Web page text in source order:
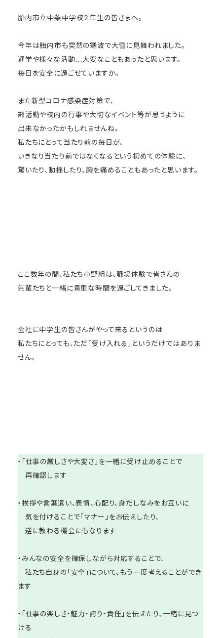
胎内市立中条中学校２年生の皆さまへ。
今年は胎内市も突然の寒波で大雪に見舞われました。
通学や様々な活動…大変なこともあったと思います。
毎日を安全に過ごせていますか。
また新型コロナ感染症対策で、
部活動や校内の行事や大切なイベント等が思うように
出来なかったかもしれませんね。
私たちにとって当たり前の毎日が、
いきなり当たり前ではなくなるという初めての体験に、
驚いたり、動揺したり、胸を痛めることもあったと思います。
ここ数年の間、私たち小野組は、職場体験で皆さんの
先輩たちと一緒に貴重な時間を過ごしてきました。
会社に中学生の皆さんがやって来るというのは
私たちにとっても、ただ「受け入れる」というだけではありま
せん。
・「仕事の厳しさや大変さ」を一緒に受け止めることで
再確認します
・挨拶や言葉遣い、表情、心配り、身だしなみをお互いに
気を付けることで「マナー」をお伝えしたり、
逆に教わる機会にもなります
・みんなの安全を確保しながら対応することで、
私たち自身の「安全」について、もう一度考えることができ
ます
・「仕事の楽しさ・魅力・誇り・責任」を伝えたり、一緒に見つ
ける